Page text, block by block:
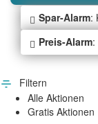
Spar-Alarm:
Preis-Alarm:
Filtern
Alle Aktionen
Gratis Aktionen